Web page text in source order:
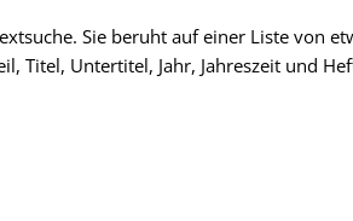
Sie beruht auf einer Liste von
Titel, Untertitel, Jahr, Jahreszeit und